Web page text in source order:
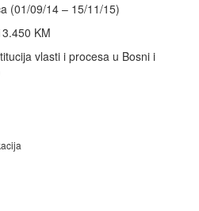
(01/09/14 – 15/11/15)
KM
vlasti i procesa u Bosni i